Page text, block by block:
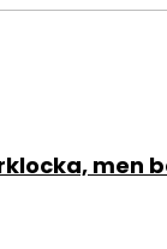
men